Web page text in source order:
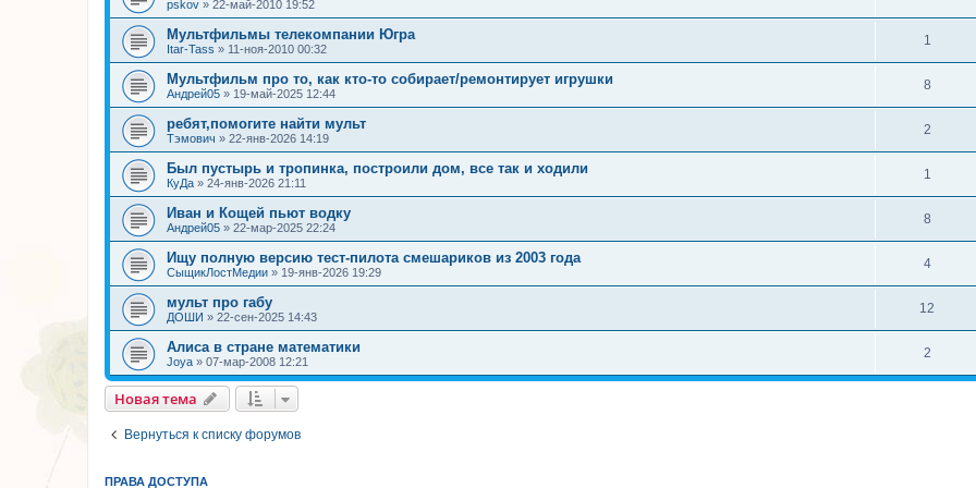
pskov » 22-май-2010 19:52
Мультфильмы телекомпании Югра
Itar-Tass » 11-ноя-2010 00:32
1
Мультфильм про то, как кто-то собирает/ремонтирует игрушки
Андрей05 » 19-май-2025 12:44
8
ребят,помогите найти мульт
Тэмович » 22-янв-2026 14:19
2
Был пустырь и тропинка, построили дом, все так и ходили
КуДа » 24-янв-2026 21:11
1
Иван и Кощей пьют водку
Андрей05 » 22-мар-2025 22:24
8
Ищу полную версию тест-пилота смешариков из 2003 года
СыщикЛостМедии » 19-янв-2026 19:29
4
мульт про габу
ДОШИ » 22-сен-2025 14:43
12
Алиса в стране математики
Joya » 07-мар-2008 12:21
2
Новая тема
Вернуться к списку форумов
ПРАВА ДОСТУПА